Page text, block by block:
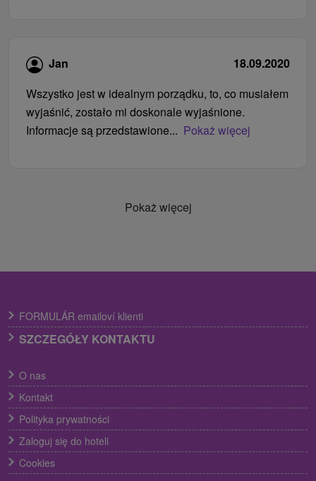
Jan
18.09.2020
Wszystko jest w idealnym porządku, to, co musiałem
wyjaśnić, zostało mi doskonale wyjaśnione.
Informacje są przedstawione... Pokaż więcej
Pokaż więcej
FORMULÁR emailoví klienti
SZCZEGÓŁY KONTAKTU
O nas
Kontakt
Polityka prywatności
Zaloguj się do hoteli
Cookies